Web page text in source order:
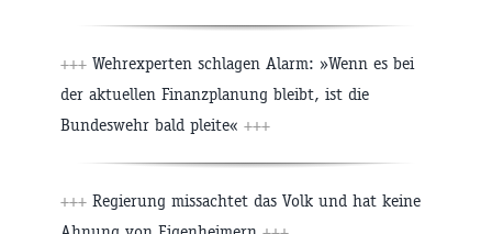
+++ Wehrexperten schlagen Alarm: »Wenn es bei
der aktuellen Finanzplanung bleibt, ist die
Bundeswehr bald pleite« +++
+++ Regierung missachtet das Volk und hat keine